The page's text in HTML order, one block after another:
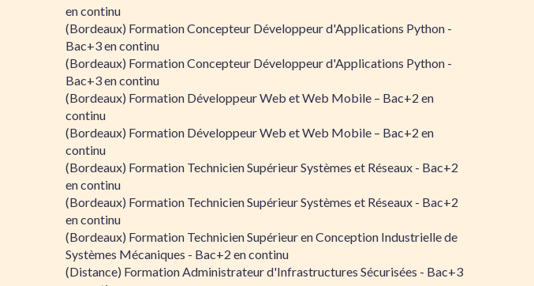
en continu
(Bordeaux) Formation Concepteur Développeur d'Applications Python -
Bac+3 en continu
(Bordeaux) Formation Concepteur Développeur d'Applications Python -
Bac+3 en continu
(Bordeaux) Formation Développeur Web et Web Mobile – Bac+2 en
continu
(Bordeaux) Formation Développeur Web et Web Mobile – Bac+2 en
continu
(Bordeaux) Formation Technicien Supérieur Systèmes et Réseaux - Bac+2
en continu
(Bordeaux) Formation Technicien Supérieur Systèmes et Réseaux - Bac+2
en continu
(Bordeaux) Formation Technicien Supérieur en Conception Industrielle de
Systèmes Mécaniques - Bac+2 en continu
(Distance) Formation Administrateur d'Infrastructures Sécurisées - Bac+3